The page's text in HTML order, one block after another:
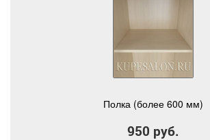
Полка (более 600 мм)
950 руб.